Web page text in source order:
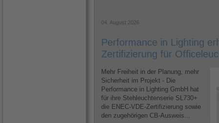
04. August 2026
Performance in Lighting
Zertifizierung für
Mehr Freiheit in der Planung, mehr
Sicherheit im Projekt - Die
Performance in Lighting GmbH hat
für ihre Stehleuchtenserie SL730+
die ENEC-VDE-Zertifizierung sowie
den zugehörigen CB-Ausweis...